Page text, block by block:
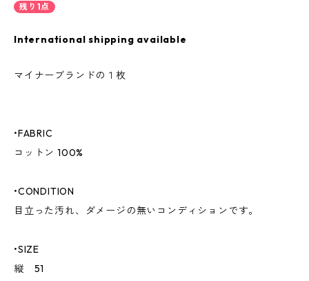
残り1点
International shipping available
マイナーブランドの１枚
•FABRIC
コットン 100%
•CONDITION
目立った汚れ、ダメージの無いコンディションです。
•SIZE
縦 51